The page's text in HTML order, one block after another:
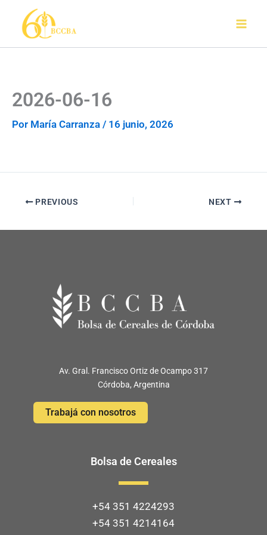
contenido
2026-06-16
Por María Carranza / 16 junio, 2026
PREVIOUS NEXT
Av. Gral. Francisco Ortiz de Ocampo 317
Córdoba, Argentina
Trabajá con nosotros
Bolsa de Cereales
+54 351 4224293
+54 351 4214164